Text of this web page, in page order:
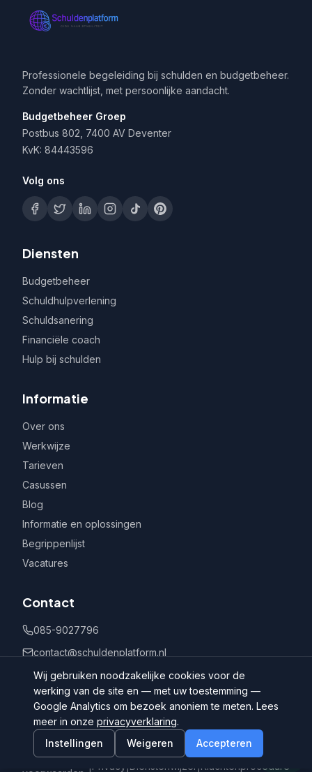
Professionele begeleiding bij schulden en budgetbeheer.
Zonder wachtlijst, met persoonlijke aandacht.
Budgetbeheer Groep
Postbus 802, 7400 AV Deventer
KvK: 84443596
Volg ons
Diensten
Budgetbeheer
Schuldhulpverlening
Schuldsanering
Financiële coach
Hulp bij schulden
Informatie
Over ons
Werkwijze
Tarieven
Casussen
Blog
Informatie en oplossingen
Begrippenlijst
Vacatures
Contact
085-9027796
contact@schuldenplatform.nl
Postbus 802, 7400 AV Deventer
©
Schuldenplatform.nl
Algemene
|Privacy |Dienstenwijzer |Klachtenprocedure
Wij gebruiken noodzakelijke cookies voor de
werking van de site en — met uw toestemming —
Google Analytics om bezoek anoniem te meten. Lees
meer in onze privacyverklaring.
Instellingen
Weigeren Accepteren